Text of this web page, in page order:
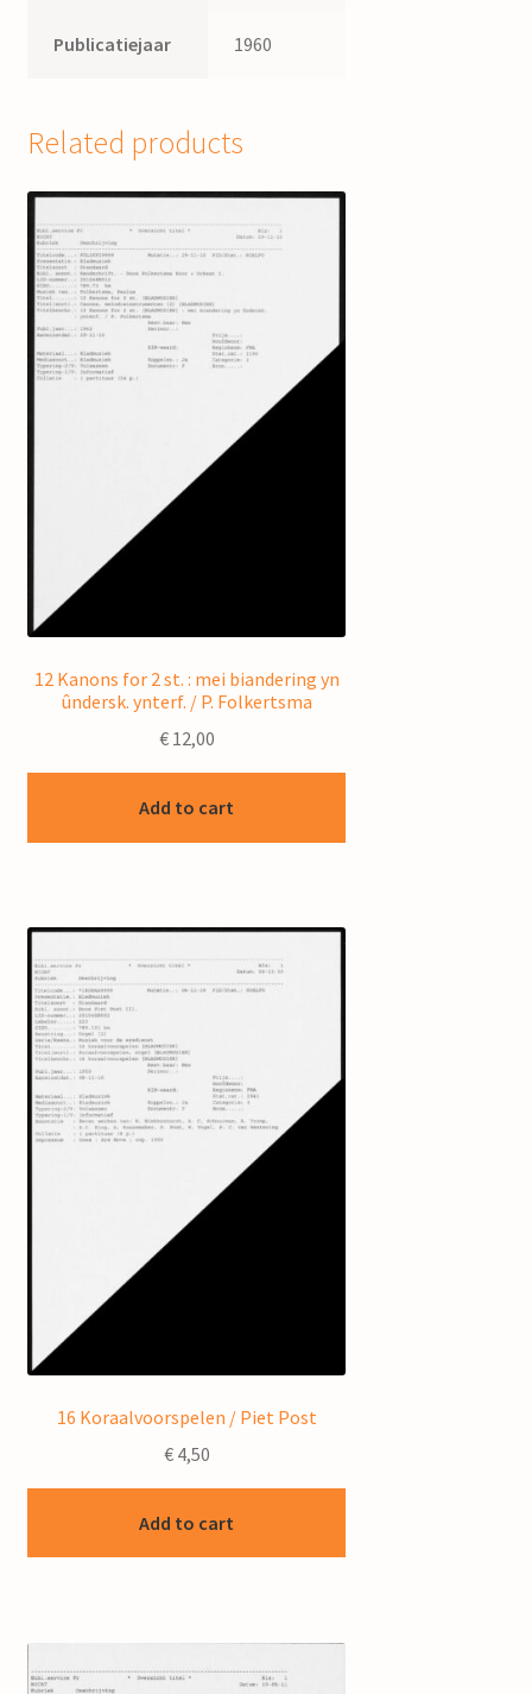
Publicatiejaar 1960
Related products
12 Kanons for 2 st. : mei biandering yn
ûndersk. ynterf. / P. Folkertsma
€12,00
Add to cart
16 Koraalvoorspelen / Piet Post
€4,50
Add to cart